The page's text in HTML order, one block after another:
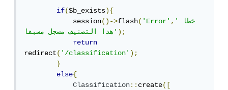
if($b_exists){
            session
()->flash('Error','خطا
هذا التصنيف مسجل مسبقا');
return
redirect('/classification');
}
else{
Classification::create([